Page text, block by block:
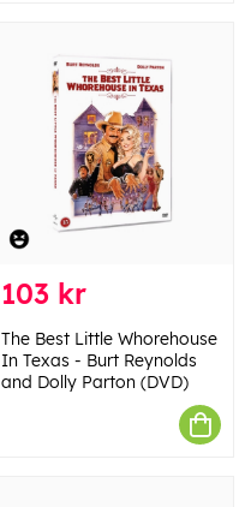
103 kr
The Best Little Whorehouse
In Texas - Burt Reynolds
and Dolly Parton (DVD)